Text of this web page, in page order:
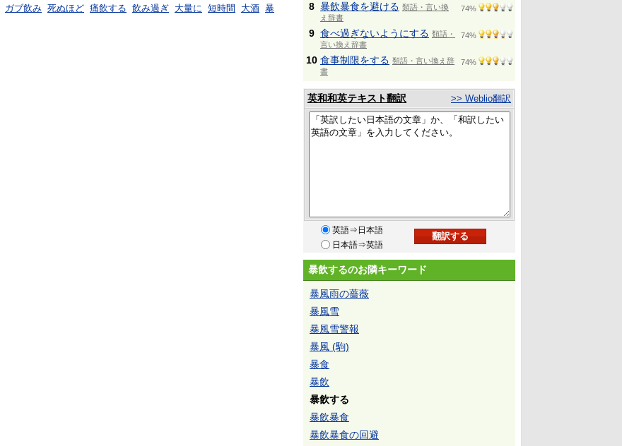
ガブ飲み 死ぬほど 痛飲する 飲み過ぎ 大量に 短時間 大酒 暴
8 暴飲暴食を避ける 類語・言い換
え辞書
74%
9 食べ過ぎないようにする 類語・
言い換え辞書
74%
10 食事制限をする 類語・言い換え辞
書
74%
英和和英テキスト翻訳 >> Weblio翻訳
英語⇒日本語
日本語⇒英語
暴飲するのお隣キーワード
暴風雨の薔薇
暴風雪
暴風雪警報
暴風 (駒)
暴食
暴飲
暴飲する
暴飲暴食
暴飲暴食の回避